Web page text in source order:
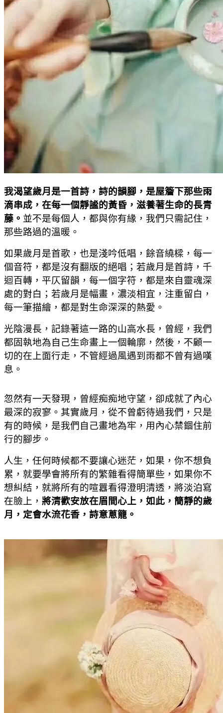
我渴望歲月是一首詩，詩的韻腳，是屋簷下那些雨
滴串成，在每一個靜謐的黃昏，滋養著生命的長青
藤。 並不是每個人，都與你有緣，我們只需記住，
那些路過的溫暖。
如果歲月是首歌，也是淺吟低唱，餘音繞樑，每一
個音符，都是沒有翻版的絕唱；若歲月是首詩，千
迴百轉，平仄留韻，每一個字符，都是來自靈魂深
處的對白；若歲月是幅畫，濃淡相宜，注重留白，
每一筆描繪，都是對生命深深的熱愛。
光陰漫長，記錄著這一路的山高水長，曾經，我們
都固執地為自己生命畫上一個輪廓，然後，不顧一
切的在上面行走，不管經過風遇到雨都不曾有過嘆
息。
忽然有一天發現，曾經痴痴地守望，卻成就了內心
最深的寂寥。其實歲月，從不曾虧待過我們，只是
有的時候，是我們自己畫地為牢，用內心禁錮住前
行的腳步。
人生，任何時候都不要讓心迷茫，如果，你不想負
累，就要學會將所有的繁雜看得簡單些，如果你不
想糾結，就將所有的喧囂看得澄明清透，將淡泊寫
在臉上， 將清歡安放在眉間心上，如此，簡靜的歲
月，定會水流花香，詩意蔥籠。